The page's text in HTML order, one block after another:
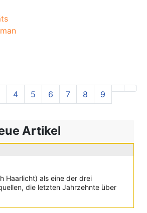
4 5 6 7 8 9
Artikel
Haarlicht) als eine der drei
die letzten Jahrzehnte über